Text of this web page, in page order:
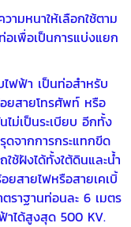
ามหนาให้เลือกใช้ตาม
อเพื่อเป็นการแบ่งแยก
ไฟฟ้า เป็นท่อสำหรับ
ยสายโทรศัพท์ หรือ
ม่เป็นระเบียบ อีกทั้ง
ดจากการกระแทกขีด
ใช้ฝังได้ทั้งใต้ดินและน้ำ
ยสายไฟหรือสายเคเบิ้
ราฐานท่อนละ 6 เมตร
าได้สูงสุด 500 KV.